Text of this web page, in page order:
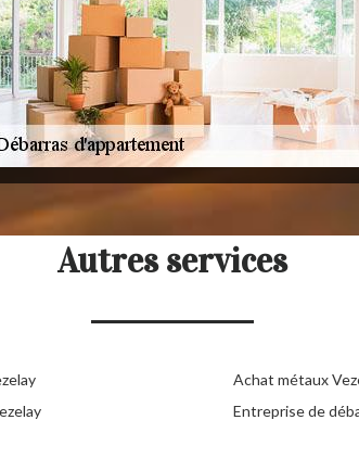
Autres services
Achat métaux
Entreprise de